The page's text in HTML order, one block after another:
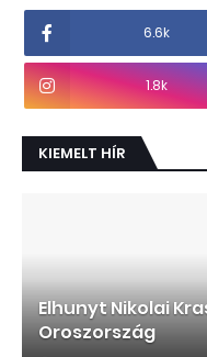
6.6k
1.8k
KIEMELT HÍR
Elhunyt Nikolai
Oroszország